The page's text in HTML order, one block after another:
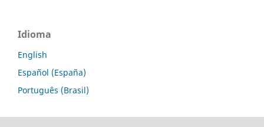
Idioma
English
Español (España)
Português (Brasil)